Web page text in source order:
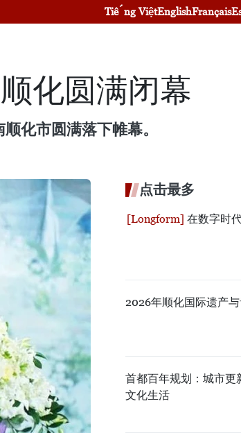
Tiếng ViệtEnglishFrançais
化圆满闭幕
化市圆满落下帷幕。
点击最多
在数字时
2026年顺化国际遗产
首都百年规划：城市更
文化生活